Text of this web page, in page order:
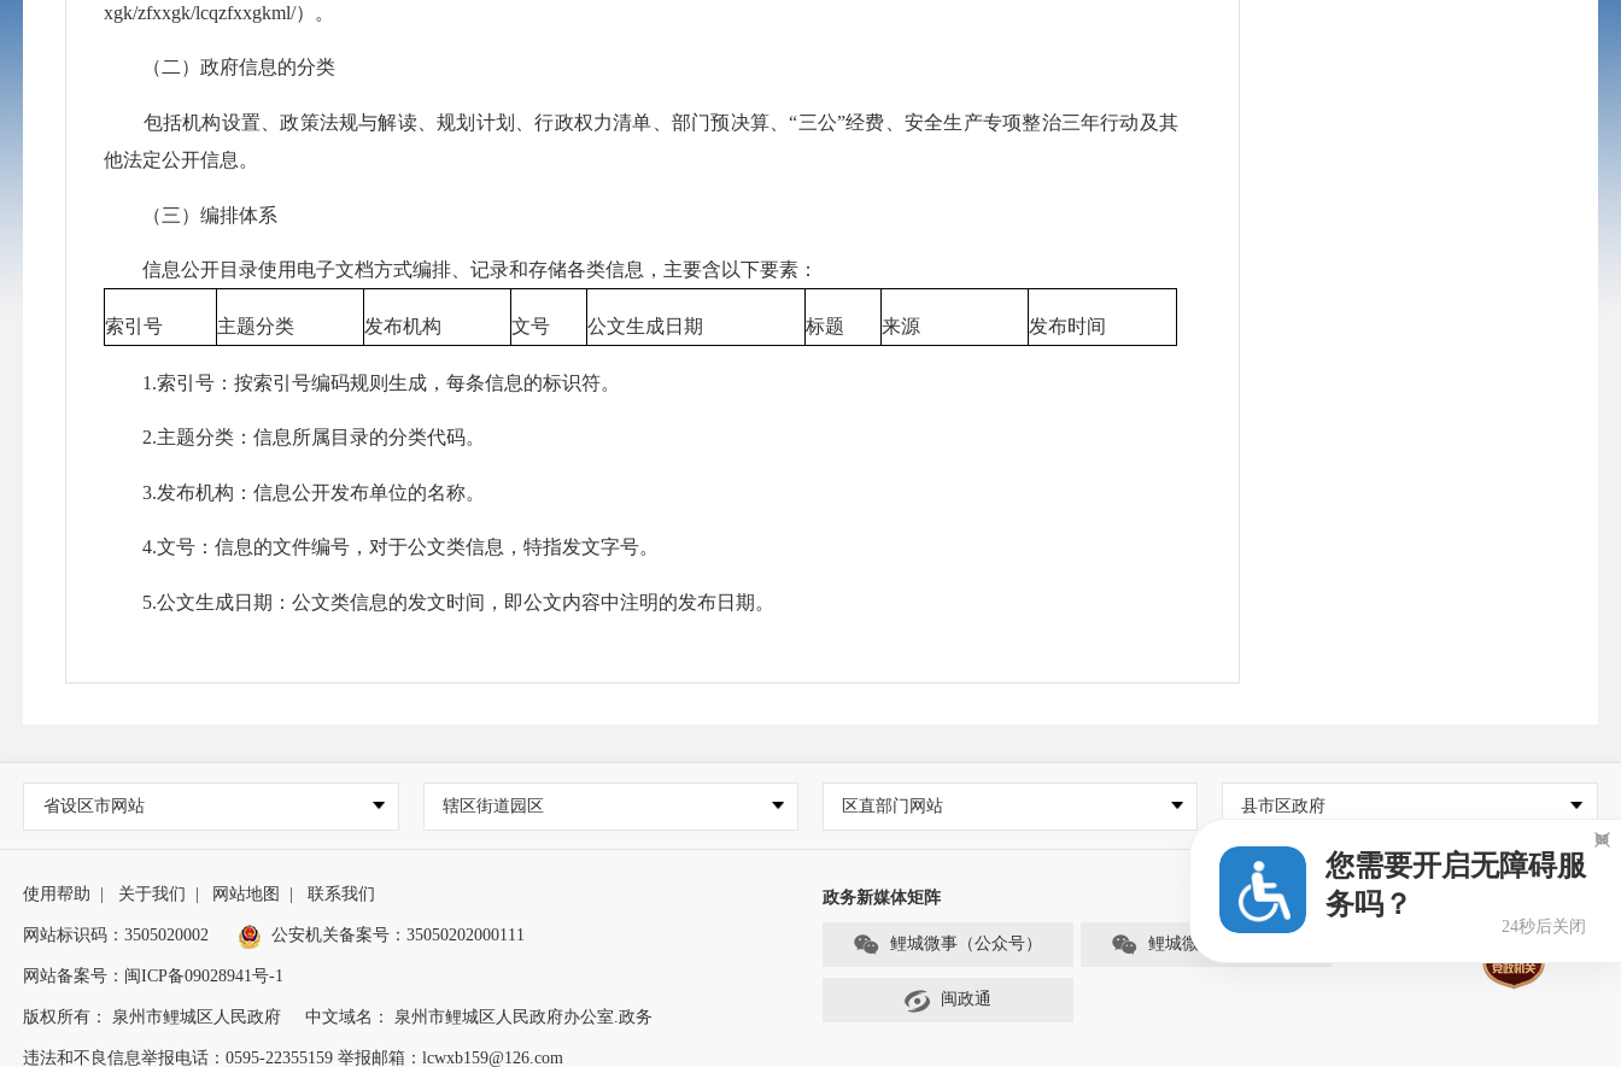
xgk/zfxxgk/lcqzfxxgkml/）。
（二）政府信息的分类
包括机构设置、政策法规与解读、规划计划、行政权力清单、部门预决算、“三公”经费、安全生产专项整治三年行动及其
他法定公开信息。
（三）编排体系
信息公开目录使用电子文档方式编排、记录和存储各类信息，主要含以下要素：
索引号 主题分类 发布机构 文号 公文生成日期 标题 来源 发布时间
1.索引号：按索引号编码规则生成，每条信息的标识符。
2.主题分类：信息所属目录的分类代码。
3.发布机构：信息公开发布单位的名称。
4.文号：信息的文件编号，对于公文类信息，特指发文字号。
5.公文生成日期：公文类信息的发文时间，即公文内容中注明的发布日期。
2．泉州市鲤城区人民政府门户网城市管理和综合执法局政务公开栏（ 网址为：https://www.qzlc.gov.cn/zwgk/qzbm/xzzfj/）
3．在鲤城区档案馆（地址：福建省泉州市鲤城区开元街道七星街22号，联系电话：0595-22762731）、鲤城区图书馆（地
址：福建省泉州市鲤城区义全街向阳花苑1号楼1-3楼，联系电话：0595-22176033、0595-22176022）设置政府公开信息查阅场
省设区市网站 辖区街道园区 区直部门网站 县市区政府
使用帮助 关于我们 网站地图 联系我们
网站标识码：3505020002 公安机关备案号：35050202000111
网站备案号：闽ICP备09028941号-1
版权所有： 泉州市鲤城区人民政府 中文域名： 泉州市鲤城区人民政府办公室.政务
违法和不良信息举报电话：0595-22355159 举报邮箱：lcwxb159@126.com
政务新媒体矩阵
鲤城微事（公众号） 鲤城微事（视频号）
闽政通
您需要开启无障碍服
务吗？
23秒后关闭
